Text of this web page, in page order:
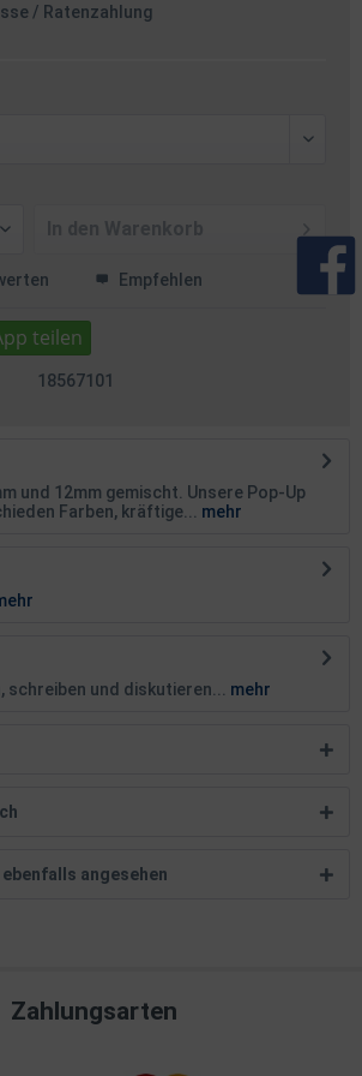
/ Ratenzahlung
Empfehlen
18567101
und 12mm gemischt. Unsere Pop-Up
Farben, kräftige...
mehr
schreiben und diskutieren...
mehr
ebenfalls angesehen
Zahlungsarten